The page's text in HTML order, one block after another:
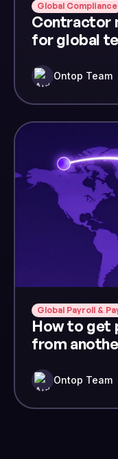
Global Compliance
Contractor
for global
Ontop Team
Global Payroll &
How to get
from
Ontop Team